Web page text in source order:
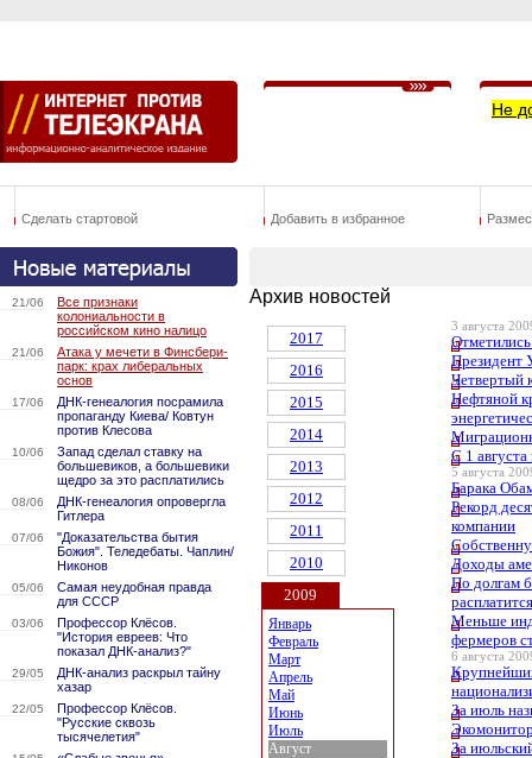
Не
Сделать стартовой Добавить в избранное
21/06
Все признаки
колониальности в
российском кино налицо
21/06
Атака у мечети в Финсбери-
парк: крах либеральных
основ
17/06
ДНК-генеалогия посрамила
пропаганду Киева/ Ковтун
против Клесова
10/06
Запад сделал ставку на
большевиков, а большевики
щедро за это расплатились
08/06
ДНК-генеалогия опровергла
Гитлера
07/06
"Доказательства бытия
Божия". Теледебаты. Чаплин/
Никонов
05/06
Самая неудобная правда
для СССР
03/06
Профессор Клёсов.
"История евреев: Что
показал ДНК-анализ?"
29/05
ДНК-анализ раскрыл тайну
хазар
22/05
Профессор Клёсов.
"Русские сквозь
тысячелетия"
Архив новостей
2017
2016
2015
2014
2013
2012
2011
2010
2009
Январь
Февраль
Март
Апрель
Май
Июнь
Июль
Август
3 августа
Президент
Четвертый
Нефтяной
С 1
5 августа
Барака
Рекорд
компании
Доходы
По долгам
Меньше
фермеров
6 августа
За июль
За